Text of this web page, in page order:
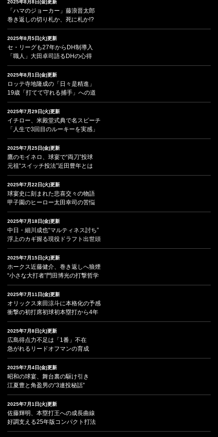
2025年8月8日(金)更新
「ハマのジョーカー」藤浪晋太郎
巻き返しの切り札か、死に札か!?
2025年8月5日(火)更新
セ・リーグも27年からDH制導入
「職人」大田卓司語るDHの心得
2025年8月1日(金)更新
ロッテ寺地隆成の「日々是精進」
19歳「打てて守れる捕手」への道
2025年7月29日(火)更新
イチロー、米殿堂式典で名スピーチ
「人生で3回目のルーキーを実感」
2025年7月25日(金)更新
鷹のモイネロ、球宴で“両刀”投球
元祖“スイッチ投法”近田豊年とは
2025年7月22日(火)更新
球宴史に刻まれた悲喜交々の物語
甲子園のヒーロー太田幸司の苦悩
2025年7月18日(金)更新
中日・細川成也“マルティネス討ち”
浮上のカギ握る現役ドラフト出世頭
2025年7月15日(火)更新
ホークス近藤健介、巻き返しへ狼煙
“小さな大打者”門田博光の打撃哲学
2025年7月11日(金)更新
オリックス来田涼斗に本格化の予感
衝撃の初打席初球初本塁打から4年
2025年7月8日(火)更新
広島得点力不足は「1番」不在
急がれるリードオフマンの育成
2025年7月4日(金)更新
昭和の球宴、舞台裏の駆け引き
江夏豊と角盈男の“3連投秘話”
2025年7月1日(火)更新
佐藤輝明、本塁打王への成長曲線
好調支える25年版コンパクト打法